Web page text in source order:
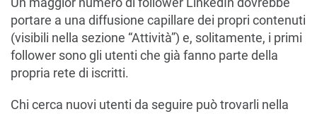
portare a una diffusione capillare dei propri contenuti
(visibili nella sezione “Attività”) e, solitamente, i primi
follower sono gli utenti che già fanno parte della
propria rete di iscritti.
Chi cerca nuovi utenti da seguire può trovarli nella